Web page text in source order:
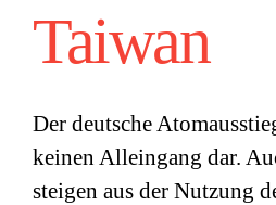
Taiwan
Der deutsche
keinen Alleingang dar.
steigen aus der Nutzung